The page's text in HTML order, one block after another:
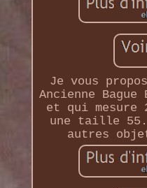
Je vous
Ancienne
et qui mesure
une taille 55.
autres